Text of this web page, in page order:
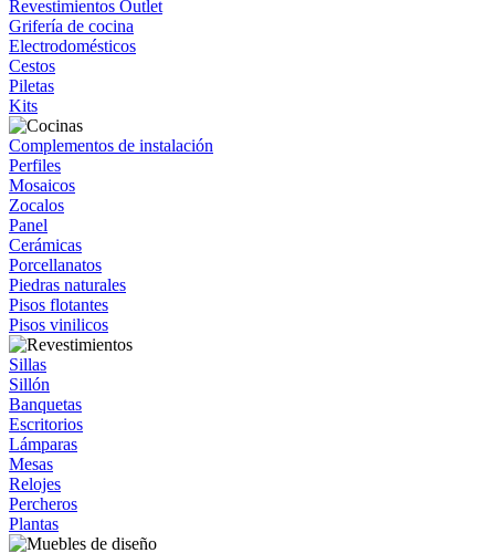
Revestimientos Outlet
Grifería de cocina
Electrodomésticos
Cestos
Piletas
Kits
Complementos de instalación
Perfiles
Mosaicos
Zocalos
Panel
Cerámicas
Porcellanatos
Piedras naturales
Pisos flotantes
Pisos vinilicos
Sillas
Sillón
Banquetas
Escritorios
Lámparas
Mesas
Relojes
Percheros
Plantas